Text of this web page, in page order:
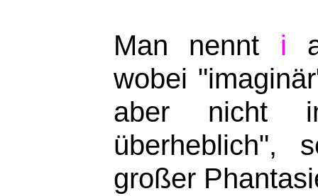
Man nennt i
wobei
aber nicht
überheblich",
großer